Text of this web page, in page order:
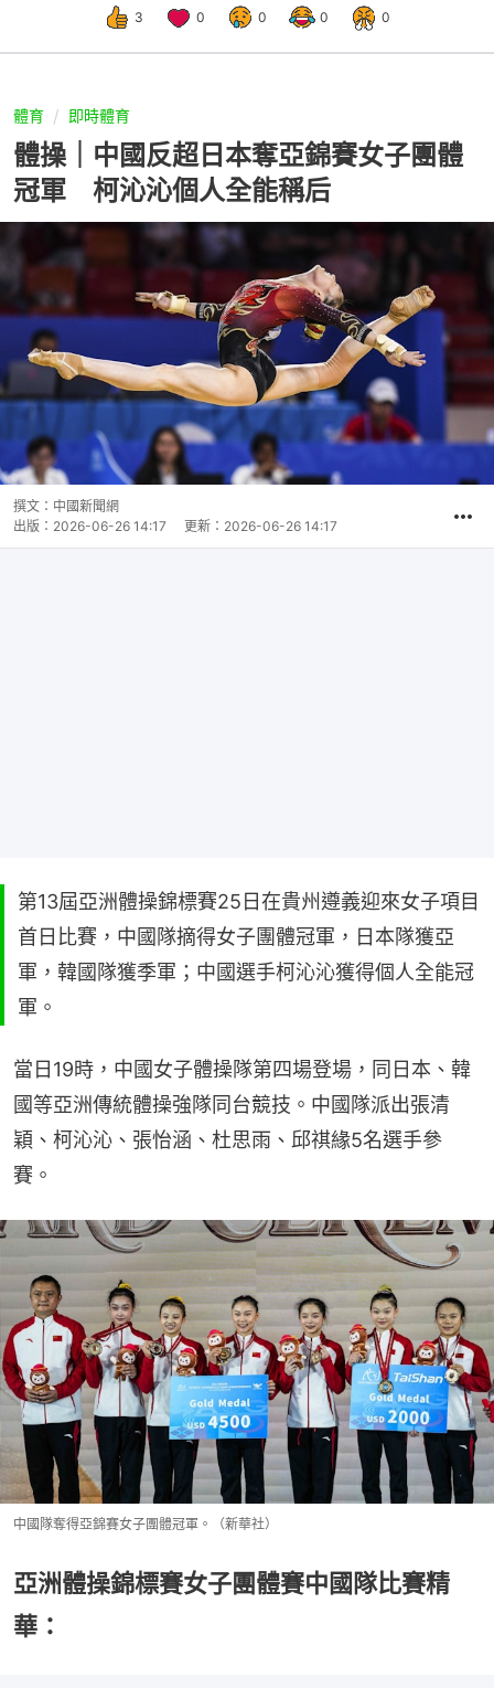
3 0 0 0 0
體育 即時體育
體操｜中國反超日本奪亞錦賽女子團體
冠軍 柯沁沁個人全能稱后
撰文： 中國新聞網
出版： 2026-06-26 14:17 更新： 2026-06-26 14:17
第13屆亞洲體操錦標賽25日在貴州遵義迎來女子項目
首日比賽，中國隊摘得女子團體冠軍，日本隊獲亞
軍，韓國隊獲季軍；中國選手柯沁沁獲得個人全能冠
軍。
當日19時，中國女子體操隊第四場登場，同日本、韓
國等亞洲傳統體操強隊同台競技。中國隊派出張清
穎、柯沁沁、張怡涵、杜思雨、邱祺緣5名選手參
賽。
中國隊奪得亞錦賽女子團體冠軍。（新華社）
亞洲體操錦標賽女子團體賽中國隊比賽精
華：